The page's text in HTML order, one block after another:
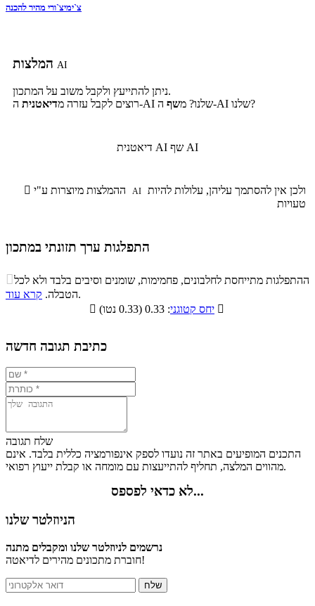
צ`ימיצ`ורי מהיר להכנה
AI
ניתן להתייעץ ולקבל משוב על המתכון.
רוצים לקבל עזרה מדיאטנית ה-AI שלנו? משף ה-AI שלנו?
דיאטנית AI שף AI
 AI
טעויות
התפלגות ערך תזונתי במתכון
התפלגות ערך תזונתי במתכון
סיבים
תזונתיים
שומנים חלבונים
8.8%
ההתפלגות מתייחסת לחלבונים, פחמימות, שומנים וסיבים בלבד ולא לכל
הטבלה. קרא עוד
.

יחס קטוגני 
כתיבת תגובה חדשה
שלח תגובה
התכנים המופיעים באתר זה נועדו לספק אינפורמציה כללית בלבד. אינם
מהווים המלצה, תחליף להתייעצות עם מומחה או קבלת ייעוץ רפואי.
לא כדאי לפספס...
הניוזלטר שלנו
נרשמים לניוזלטר שלנו ומקבלים מתנה
חוברת מתכונים מהירים לדיאטה!